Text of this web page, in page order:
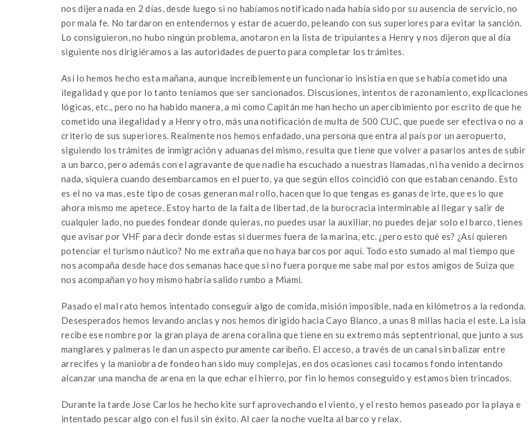
nos dijera nada en 2 días, desde luego si no habíamos notificado nada había sido por su ausencia de servicio, no
por mala fe. No tardaron en entendernos y estar de acuerdo, peleando con sus superiores para evitar la sanción.
Lo consiguieron, no hubo ningún problema, anotaron en la lista de tripulantes a Henry y nos dijeron que al día
siguiente nos dirigiéramos a las autoridades de puerto para completar los trámites.
Así lo hemos hecho esta mañana, aunque increíblemente un funcionario insistía en que se había cometido una
ilegalidad y que por lo tanto teníamos que ser sancionados. Discusiones, intentos de razonamiento, explicaciones
lógicas, etc., pero no ha habido manera, a mi como Capitán me han hecho un apercibimiento por escrito de que he
cometido una ilegalidad y a Henry otro, más una notificación de multa de 500 CUC, que puede ser efectiva o no a
criterio de sus superiores. Realmente nos hemos enfadado, una persona que entra al país por un aeropuerto,
siguiendo los trámites de inmigración y aduanas del mismo, resulta que tiene que volver a pasarlos antes de subir
a un barco, pero además con el agravante de que nadie ha escuchado a nuestras llamadas, ni ha venido a decirnos
nada, siquiera cuando desembarcamos en el puerto, ya que según ellos coincidió con que estaban cenando. Esto
es el no va mas, este tipo de cosas generan mal rollo, hacen que lo que tengas es ganas de irte, que es lo que
ahora mismo me apetece. Estoy harto de la falta de libertad, de la burocracia interminable al llegar y salir de
cualquier lado, no puedes fondear donde quieras, no puedes usar la auxiliar, no puedes dejar solo el barco, tienes
que avisar por VHF para decir donde estas si duermes fuera de la marina, etc. ¿pero esto qué es? ¿Así quieren
potenciar el turismo náutico? No me extraña que no haya barcos por aquí. Todo esto sumado al mal tiempo que
nos acompaña desde hace dos semanas hace que si no fuera porque me sabe mal por estos amigos de Suiza que
nos acompañan yo hoy mismo habría salido rumbo a Miami.
Pasado el mal rato hemos intentado conseguir algo de comida, misión imposible, nada en kilómetros a la redonda.
Desesperados hemos levando anclas y nos hemos dirigido hacia Cayo Blanco, a unas 8 millas hacia el este. La isla
recibe ese nombre por la gran playa de arena coralina que tiene en su extremo más septentrional, que junto a sus
manglares y palmeras le dan un aspecto puramente caribeño. El acceso, a través de un canal sin balizar entre
arrecifes y la maniobra de fondeo han sido muy complejas, en dos ocasiones casi tocamos fondo intentando
alcanzar una mancha de arena en la que echar el hierro, por fin lo hemos conseguido y estamos bien trincados.
Durante la tarde Jose Carlos he hecho kite surf aprovechando el viento, y el resto hemos paseado por la playa e
intentado pescar algo con el fusil sin éxito. Al caer la noche vuelta al barco y relax.